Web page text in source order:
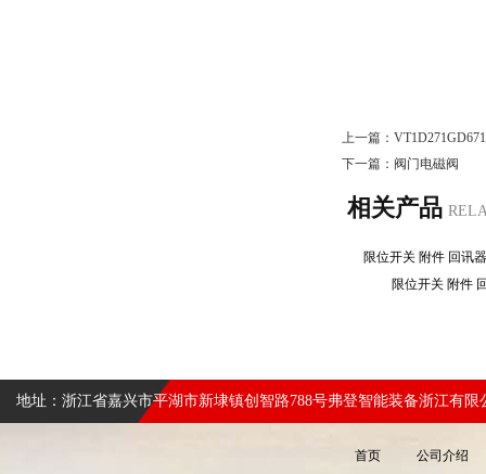
上一篇：
下一篇： 阀门电磁阀
相关产品
限位开关 附件 回
限位开关 附件
地址：浙江省嘉兴市平湖市新埭镇创智路788号弗登智能装备浙江有限
首页 公司介绍